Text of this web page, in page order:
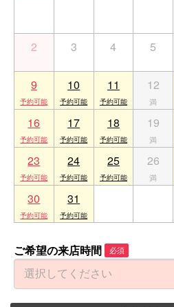
2 3 4 5
9 10 11 12
16 17 18 19
23 24 25 26
30 31
ご希望の来店時間 必須